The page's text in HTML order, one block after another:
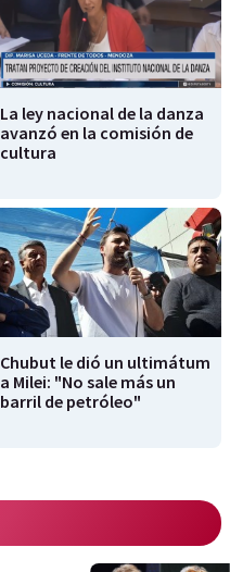
La ley nacional de la danza
avanzó en la comisión de
cultura
Chubut le dió un ultimátum
a Milei: "No sale más un
barril de petróleo"